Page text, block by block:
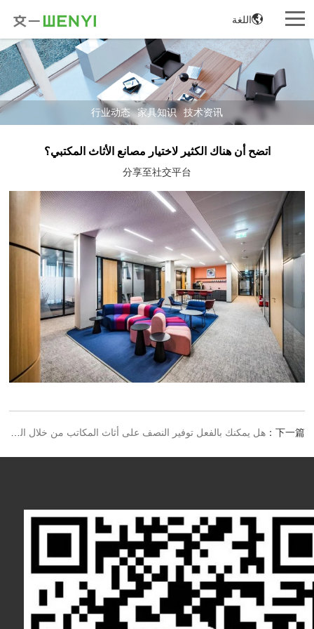
اللغة
技术资讯
家具知识
行业动态
اتضح أن هناك الكثير لاختيار مصانع الأثاث المكتبي؟
分享至社交平台
下一篇： هل يمكنك بالفعل توفير النصف على أثاث المكاتب من خلال الذهاب مباشرة إلى المصنع؟